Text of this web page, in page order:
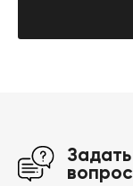
Задать
вопрос